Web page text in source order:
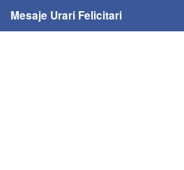
Mesaje Urari Felicitari